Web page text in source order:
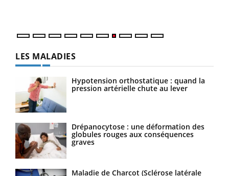
LES MALADIES
Hypotension orthostatique : quand la
pression artérielle chute au lever
Drépanocytose : une déformation des
globules rouges aux conséquences
graves
Maladie de Charcot (Sclérose latérale